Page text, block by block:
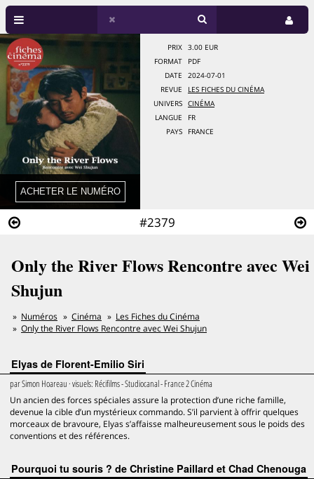
#2379
PRIX
3.00 EUR
FORMAT
PDF
DATE
2024-07-01
REVUE
LES FICHES DU CINÉMA
UNIVERS
CINÉMA
LANGUE
FR
PAYS
FRANCE
Only the River Flows Rencontre avec Wei
Shujun
Numéros Cinéma
Les Fiches du Cinéma
Only the River Flows Rencontre avec Wei Shujun
Elyas de Florent-Emilio Siri
parSimon Hoareau · visuels: Récifilms - Studiocanal - France 2 Cinéma
Un ancien des forces spéciales assure la protection d’une riche famille,
devenue la cible d’un mystérieux commando. S’il parvient à offrir quelques
morceaux de bravoure, Elyas s’affaisse malheureusement sous le poids des
conventions et des références.
Pourquoi tu souris ? de Christine Paillard et Chad Chenouga